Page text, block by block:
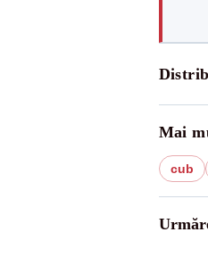
Mai
cub